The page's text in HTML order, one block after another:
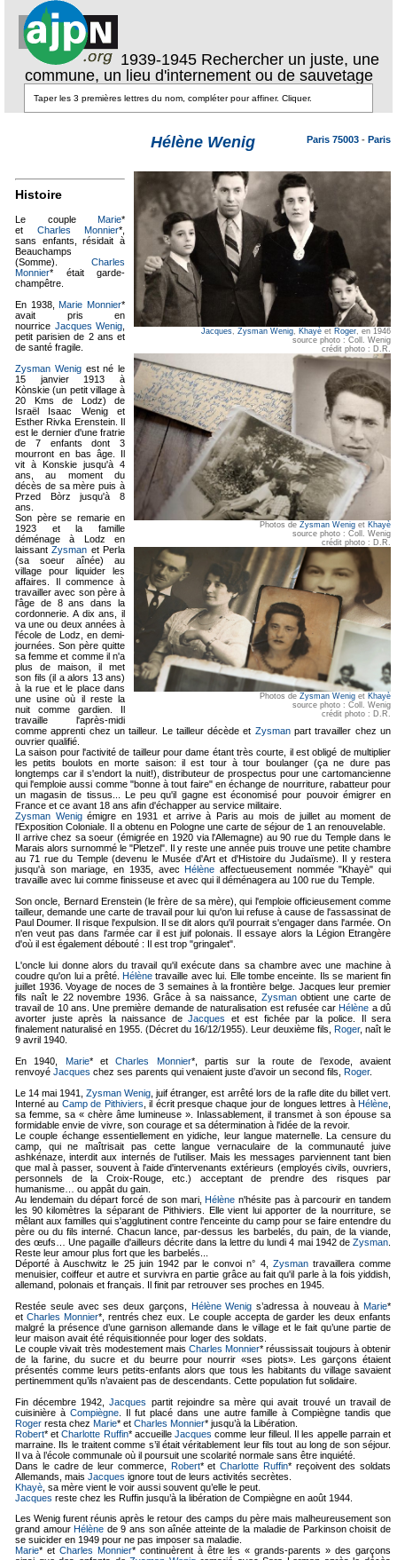
1939-1945 Rechercher un juste, une
commune, un lieu d'internement ou de sauvetage
Hélène Wenig Paris 75003 - Paris
Jacques Zysman Wenig Khayè et Roger , en 1946
source photo : Coll. Wenig
crédit photo : D.R.
Photos de Zysman Wenig et Khayè
source photo : Coll. Wenig
crédit photo : D.R.
Photos de Zysman Wenig et Khayè
source photo : Coll. Wenig
crédit photo : D.R.
Histoire
Le couple Marie*
et Charles Monnier*,
sans enfants, résidait à
Beauchamps
(Somme). Charles
Monnier* était garde-
champêtre.
En 1938,Marie Monnier*
avait pris en
nourrice Jacques Wenig
petit parisien de 2 ans et
de santé fragile.
Zysman Wenigest né le
15 janvier 1913 à
Kònskie (un petit village à
20 Kms de Lodz) de
Israël Isaac Wenig et
Esther Rivka Erenstein. Il
est le dernier d'une fratrie
de 7 enfants dont 3
mourront en bas âge. Il
vit à Konskie jusqu'à 4
ans, au moment du
décès de sa mère puis à
Przed Bòrz jusqu'à 8
ans.
Son père se remarie en
1923 et la famille
déménage à Lodz en
laissantZysman et Perla
(sa soeur aînée) au
village pour liquider les
affaires. Il commence à
travailler avec son père à
l'âge de 8 ans dans la
cordonnerie. A dix ans, il
va une ou deux années à
l'école de Lodz, en demi-
journées. Son père quitte
sa femme et comme il n'a
plus de maison, il met
son fils (il a alors 13 ans)
à la rue et le place dans
une usine où il reste la
nuit comme gardien. Il
travaille l'après-midi
comme apprenti chez un tailleur. Le tailleur décède et Zysmanpart travailler chez un
ouvrier qualifié.
La saison pour l'activité de tailleur pour dame étant très courte, il est obligé de multiplier
les petits boulots en morte saison: il est tour à tour boulanger (ça ne dure pas
longtemps car il s'endort la nuit!), distributeur de prospectus pour une cartomancienne
qui l'emploie aussi comme "bonne à tout faire" en échange de nourriture, rabatteur pour
un magasin de tissus... Le peu qu'il gagne est économisé pour pouvoir émigrer en
France et ce avant 18 ans afin d'échapper au service militaire.
Zysman Wenigémigre en 1931 et arrive à Paris au mois de juillet au moment de
l'Exposition Coloniale. Il a obtenu en Pologne une carte de séjour de 1 an renouvelable.
Il arrive chez sa soeur (émigrée en 1920 via l'Allemagne) au 90 rue du Temple dans le
Marais alors surnommé le "Pletzel". Il y reste une année puis trouve une petite chambre
au 71 rue du Temple (devenu le Musée d'Art et d'Histoire du Judaïsme). Il y restera
jusqu'à son mariage, en 1935, avecHélène affectueusement nommée "Khayè" qui
travaille avec lui comme finisseuse et avec qui il déménagera au 100 rue du Temple.
Son oncle, Bernard Erenstein (le frère de sa mère), qui l'emploie officieusement comme
tailleur, demande une carte de travail pour lui qu'on lui refuse à cause de l'assassinat de
Paul Doumer. Il risque l'expulsion. Il se dit alors qu'il pourrait s'engager dans l'armée. On
n'en veut pas dans l'armée car il est juif polonais. Il essaye alors la Légion Etrangère
d'où il est également débouté : Il est trop "gringalet".
L'oncle lui donne alors du travail qu'il exécute dans sa chambre avec une machine à
coudre qu'on lui a prêté. Hélène travaille avec lui. Elle tombe enceinte. Ils se marient fin
juillet 1936. Voyage de noces de 3 semaines à la frontière belge. Jacques leur premier
fils naît le 22 novembre 1936. Grâce à sa naissance, Zysmanobtient une carte de
travail de 10 ans. Une première demande de naturalisation est refusée carHélène a dû
avorter juste après la naissance de Jacques et est fichée par la police. Il sera
finalement naturalisé en 1955. (Décret du 16/12/1955). Leur deuxième fils, Roger, naît le
9 avril 1940.
En 1940, Marie* etCharles Monnier*, partis sur la route de l’exode, avaient
renvoyé Jacques chez ses parents qui venaient juste d’avoir un second fils, Roger.
Le 14 mai 1941,Zysman Wenig , juif étranger, est arrêté lors de la rafle dite du billet vert.
Interné au Camp de Pithiviers , il écrit presque chaque jour de longues lettres àHélène
sa femme, sa « chère âme lumineuse ». Inlassablement, il transmet à son épouse sa
formidable envie de vivre, son courage et sa détermination à l'idée de la revoir.
Le couple échange essentiellement en yidiche, leur langue maternelle. La censure du
camp, qui ne maîtrisait pas cette langue vernaculaire de la communauté juive
ashkénaze, interdit aux internés de l'utiliser. Mais les messages parviennent tant bien
que mal à passer, souvent à l'aide d'intervenants extérieurs (employés civils, ouvriers,
personnels de la Croix-Rouge, etc.) acceptant de prendre des risques par
humanisme… ou appât du gain.
Au lendemain du départ forcé de son mari,Hélène n'hésite pas à parcourir en tandem
les 90 kilomètres la séparant de Pithiviers. Elle vient lui apporter de la nourriture, se
mêlant aux familles qui s'agglutinent contre l'enceinte du camp pour se faire entendre du
père ou du fils interné. Chacun lance, par-dessus les barbelés, du pain, de la viande,
des œufs… Une pagaille d'ailleurs décrite dans la lettre du lundi 4 mai 1942 de Zysman
Reste leur amour plus fort que les barbelés...
Déporté à Auschwitz le 25 juin 1942 par le convoi n° 4, Zysmantravaillera comme
menuisier, coiffeur et autre et survivra en partie grâce au fait qu'il parle à la fois yiddish,
allemand, polonais et français. Il finit par retrouver ses proches en 1945.
Restée seule avec ses deux garçons, Hélène Wenig s’adressa à nouveau à Marie*
et Charles Monnier*, rentrés chez eux. Le couple accepta de garder les deux enfants
malgré la présence d’une garnison allemande dans le village et le fait qu’une partie de
leur maison avait été réquisitionnée pour loger des soldats.
Le couple vivait très modestement maisCharles Monnier* réussissait toujours à obtenir
de la farine, du sucre et du beurre pour nourrir «ses piots». Les garçons étaient
présentés comme leurs petits-enfants alors que tous les habitants du village savaient
pertinemment qu’ils n’avaient pas de descendants. Cette population fut solidaire.
Fin décembre 1942,Jacques partit rejoindre sa mère qui avait trouvé un travail de
cuisinière àCompiègne . Il fut placé dans une autre famille à Compiègne tandis que
Roger resta chez Marie* et Charles Monnier* jusqu’à la Libération.
Robert* etCharlotte Ruffin* accueilleJacques comme leur filleul. Il les appelle parrain et
marraine. Ils le traitent comme s’il était véritablement leur fils tout au long de son séjour.
Il va à l’école communale où il poursuit une scolarité normale sans être inquiété.
Dans le cadre de leur commerce, Robert* et Charlotte Ruffin* reçoivent des soldats
Allemands, mais Jacques ignore tout de leurs activités secrètes.
Khayè , sa mère vient le voir aussi souvent qu’elle le peut.
Jacques reste chez les Ruffin jusqu’à la libération de Compiègne en août 1944.
Les Wenig furent réunis après le retour des camps du père mais malheureusement son
grand amourHélène de 9 ans son aînée atteinte de la maladie de Parkinson choisit de
se suicider en 1949 pour ne pas imposer sa maladie.
Marie* et Charles Monnier* continuèrent à être les « grands-parents » des garçons